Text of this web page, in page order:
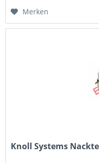
Merken
Knoll Systems